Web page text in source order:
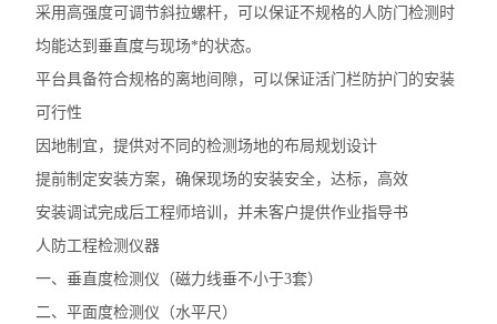
采用高强度可调节斜拉螺杆，可以保证不规格的人防门检测时
均能达到垂直度与现场*的状态。
平台具备符合规格的离地间隙，可以保证活门栏防护门的安装
可行性
因地制宜，提供对不同的检测场地的布局规划设计
提前制定安装方案，确保现场的安装安全，达标，高效
安装调试完成后工程师培训，并未客户提供作业指导书
人防工程检测仪器
一、垂直度检测仪（磁力线垂不小于3套）
二、平面度检测仪（水平尺）